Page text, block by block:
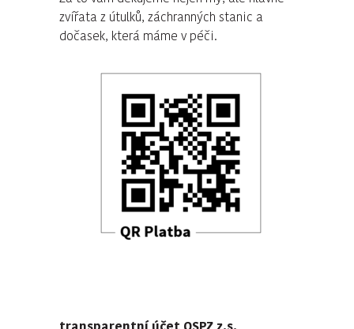
zvířata z útulků, záchranných stanic a
dočasek, která máme v péči.